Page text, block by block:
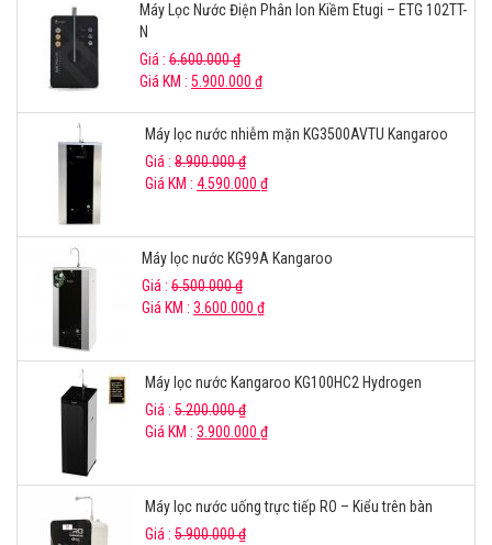
Máy Lọc Nước Điện Phân Ion Kiềm Etugi – ETG 102TT-
N
Giá : 6.600.000₫
Giá KM : 5.900.000 ₫
Máy lọc nước nhiễm mặn KG3500AVTU Kangaroo
Giá : 8.900.000₫
Giá KM : 4.590.000 ₫
Máy lọc nước KG99A Kangaroo
Giá : 6.500.000₫
Giá KM : 3.600.000 ₫
Máy lọc nước Kangaroo KG100HC2 Hydrogen
Giá : 5.200.000₫
Giá KM : 3.900.000 ₫
Máy lọc nước uống trực tiếp RO – Kiểu trên bàn
Giá : 5.900.000₫